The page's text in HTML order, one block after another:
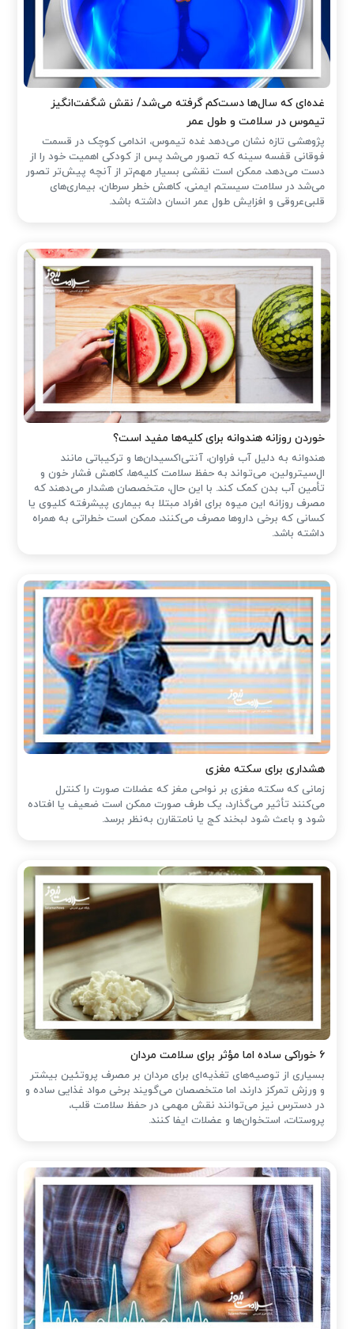
غده‌ای که سال‌ها دست‌کم گرفته می‌شد/ نقش شگفت‌انگیز
تیموس در سلامت و طول عمر
پژوهشی تازه نشان می‌دهد غده تیموس، اندامی کوچک در قسمت
فوقانی قفسه سینه که تصور می‌شد پس از کودکی اهمیت خود را از
دست می‌دهد، ممکن است نقشی بسیار مهم‌تر از آنچه پیش‌تر تصور
می‌شد در سلامت سیستم ایمنی، کاهش خطر سرطان، بیماری‌های
قلبی‌عروقی و افزایش طول عمر انسان داشته باشد.
خوردن روزانه هندوانه برای کلیه‌ها مفید است؟
هندوانه به دلیل آب فراوان، آنتی‌اکسیدان‌ها و ترکیباتی مانند
ال‌سیترولین، می‌تواند به حفظ سلامت کلیه‌ها، کاهش فشار خون و
تأمین آب بدن کمک کند. با این حال، متخصصان هشدار می‌دهند که
مصرف روزانه این میوه برای افراد مبتلا به بیماری پیشرفته کلیوی یا
کسانی که برخی داروها مصرف می‌کنند، ممکن است خطراتی به همراه
داشته باشد.
هشداری برای سکته مغزی
زمانی که سکته مغزی بر نواحی مغز که عضلات صورت را کنترل
می‌کنند تأثیر می‌گذارد، یک طرف صورت ممکن است ضعیف یا افتاده
شود و باعث شود لبخند کج یا نامتقارن به‌نظر برسد.
۶ خوراکی ساده اما مؤثر برای سلامت مردان
بسیاری از توصیه‌های تغذیه‌ای برای مردان بر مصرف پروتئین بیشتر
و ورزش تمرکز دارند، اما متخصصان می‌گویند برخی مواد غذایی ساده و
در دسترس نیز می‌توانند نقش مهمی در حفظ سلامت قلب،
پروستات، استخوان‌ها و عضلات ایفا کنند.